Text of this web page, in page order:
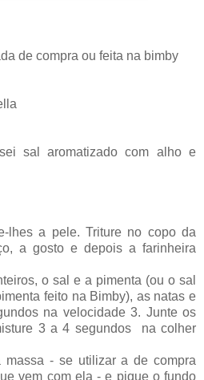
de compra ou feita na bimby
sal aromatizado com alho e
lhes a pele. Triture no copo da
a gosto e depois a farinheira
o sal e a pimenta (ou o sal
feito na Bimby), as natas e
na velocidade 3. Junte os
3 a 4 segundos na colher
massa - se utilizar a de compra
vem com ela - e pique o fundo